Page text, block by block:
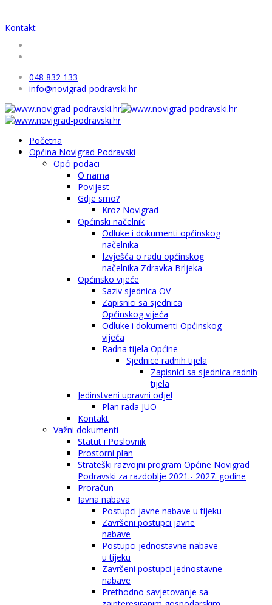
Kontakt
048 832 133
info@novigrad-podravski.hr
Početna
Općina Novigrad Podravski
Opći podaci
O nama
Povijest
Gdje smo?
Kroz Novigrad
Općinski načelnik
Odluke i dokumenti općinskog
načelnika
Izvješća o radu općinskog
načelnika Zdravka Brljeka
Općinsko vijeće
Saziv sjednica OV
Zapisnici sa sjednica
Općinskog vijeća
Odluke i dokumenti Općinskog
vijeća
Radna tijela Općine
Sjednice radnih tijela
Zapisnici sa sjednica radnih
tijela
Jedinstveni upravni odjel
Plan rada JUO
Kontakt
Važni dokumenti
Statut i Poslovnik
Prostorni plan
Strateški razvojni program Općine Novigrad
Podravski za razdoblje 2021.- 2027. godine
Proračun
Javna nabava
Postupci javne nabave u tijeku
Završeni postupci javne
nabave
Postupci jednostavne nabave
u tijeku
Završeni postupci jednostavne
nabave
Prethodno savjetovanje sa